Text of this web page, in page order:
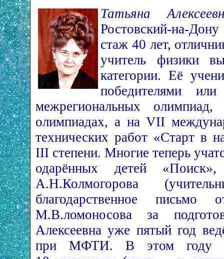
Татьяна
Ростовский-на-
стаж 40 лет,
учитель физики
категории. Её
победителями
межрегиональных
олимпиадах, а на VII
технических работ «Старт в
III степени. Многие теперь
одарённых детей
А.Н.Колмогорова
благодарственное
М.В.ломоносова за
Алексеевна уже пятый год
при МФТИ. В этом году